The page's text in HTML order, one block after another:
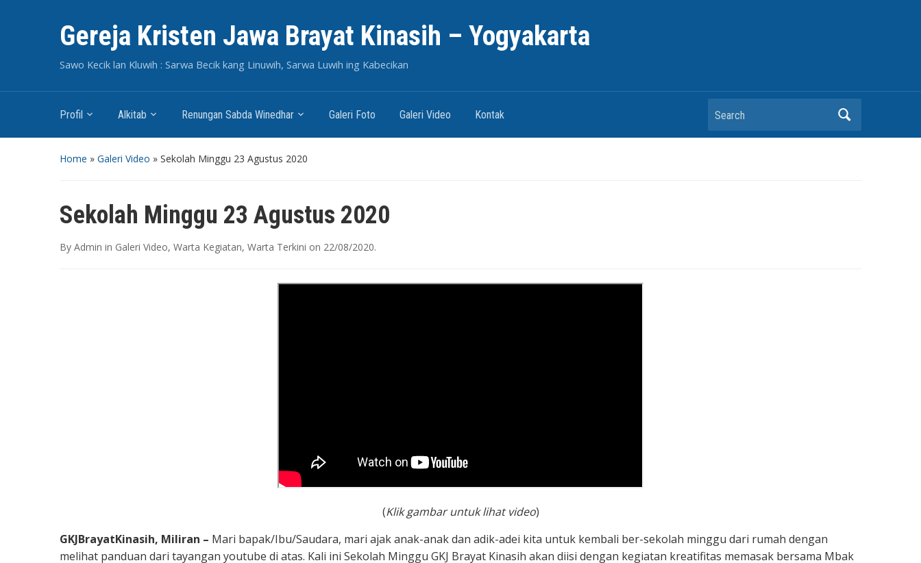
Gereja Kristen Jawa Brayat Kinasih – Yogyakarta
Sawo Kecik lan Kluwih : Sarwa Becik kang Linuwih, Sarwa Luwih ing Kabecikan
Profil Alkitab Renungan Sabda Winedhar Galeri Foto Galeri Video Kontak Search
Home » Galeri Video » Sekolah Minggu 23 Agustus 2020
Sekolah Minggu 23 Agustus 2020
By Admin in Galeri Video, Warta Kegiatan, Warta Terkini on 22/08/2020.
(Klik gambar untuk lihat video)
GKJBrayatKinasih, Miliran – Mari bapak/Ibu/Saudara, mari ajak anak-anak dan adik-adei kita untuk kembali ber-sekolah minggu dari rumah dengan
melihat panduan dari tayangan youtube di atas. Kali ini Sekolah Minggu GKJ Brayat Kinasih akan diisi dengan kegiatan kreatifitas memasak bersama Mbak